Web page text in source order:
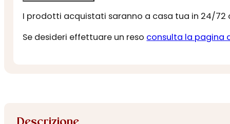
I prodotti acquistati saranno a casa tua in 24/72
Se desideri effettuare un reso consulta la pagina